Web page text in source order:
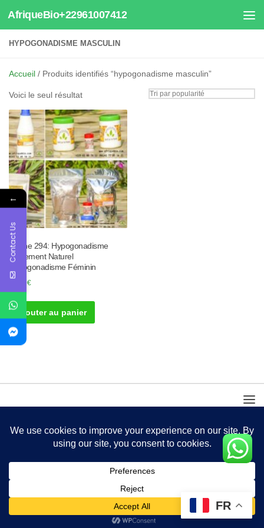
Au dessous du contenu
AfriqueBio+22961007412
HYPOGONADISME MASCULIN
Accueil / Produits identifiés “hypogonadisme masculin”
Voici le seul résultat
Tisane 294: Hypogonadisme
Traitement Naturel
Hypogonadisme Féminin
30.00€
Ajouter au panier
FR
←
Contact Us